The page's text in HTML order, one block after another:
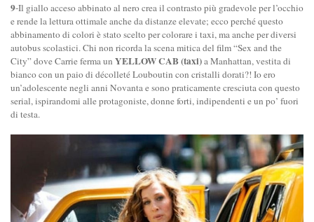
9-Il giallo acceso abbinato al nero crea il contrasto più gradevole per l’occhio
e rende la lettura ottimale anche da distanze elevate; ecco perché questo
abbinamento di colori è stato scelto per colorare i taxi, ma anche per diversi
autobus scolastici. Chi non ricorda la scena mitica del film “Sex and the
City” dove Carrie ferma un YELLOW CAB (taxi)a Manhattan, vestita di
bianco con un paio di décolleté Louboutin con cristalli dorati?! Io ero
un’adolescente negli anni Novanta e sono praticamente cresciuta con questo
serial, ispirandomi alle protagoniste, donne forti, indipendenti e un po’ fuori
di testa.